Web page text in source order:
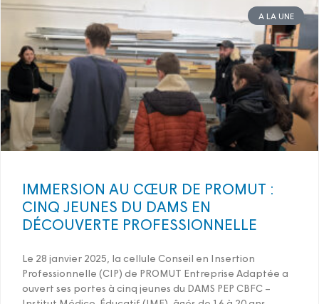
A LA UNE
IMMERSION AU CŒUR DE PROMUT :
CINQ JEUNES DU DAMS EN
DÉCOUVERTE PROFESSIONNELLE
Le 28 janvier 2025, la cellule Conseil en Insertion
Professionnelle (CIP) de PROMUT Entreprise Adaptée a
ouvert ses portes à cinq jeunes du DAMS PEP CBFC –